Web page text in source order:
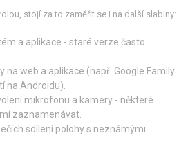
stojí za to zaměřit se i na další slabiny:
a aplikace - staré verze často
na web a aplikace (např. Google Family
na Androidu).
mikrofonu a kamery - některé
zaznamenávat.
sdílení polohy s neznámými